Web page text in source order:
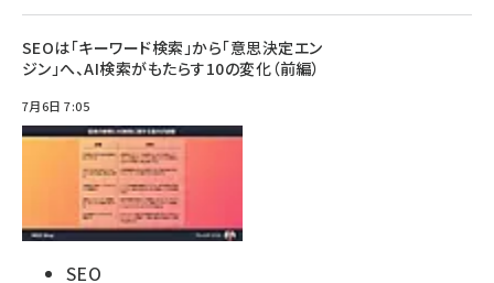
SEOは「キーワード検索」から「意思決定エン
ジン」へ、AI検索がもたらす10の変化（前編）
7月6日 7:05
SEO